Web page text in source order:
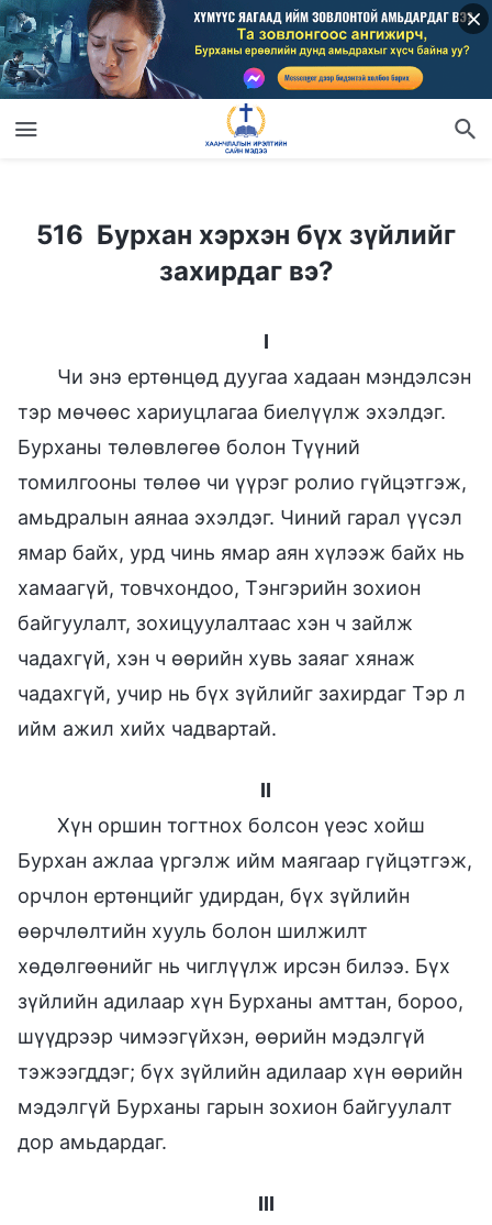
516 Бурхан хэрхэн бүх зүйлийг захирдаг вэ?
516 Бурхан хэрхэн бүх зүйлийг
захирдаг вэ?
I
Чи энэ ертөнцөд дуугаа хадаан мэндэлсэн
тэр мөчөөс хариуцлагаа биелүүлж эхэлдэг.
Бурханы төлөвлөгөө болон Түүний
томилгооны төлөө чи үүрэг ролио гүйцэтгэж,
амьдралын аянаа эхэлдэг. Чиний гарал үүсэл
ямар байх, урд чинь ямар аян хүлээж байх нь
хамаагүй, товчхондоо, Тэнгэрийн зохион
байгуулалт, зохицуулалтаас хэн ч зайлж
чадахгүй, хэн ч өөрийн хувь заяаг хянаж
чадахгүй, учир нь бүх зүйлийг захирдаг Тэр л
ийм ажил хийх чадвартай.
II
Хүн оршин тогтнох болсон үеэс хойш
Бурхан ажлаа үргэлж ийм маягаар гүйцэтгэж,
орчлон ертөнцийг удирдан, бүх зүйлийн
өөрчлөлтийн хууль болон шилжилт
хөдөлгөөнийг нь чиглүүлж ирсэн билээ. Бүх
зүйлийн адилаар хүн Бурханы амттан, бороо,
шүүдрээр чимээгүйхэн, өөрийн мэдэлгүй
тэжээгддэг; бүх зүйлийн адилаар хүн өөрийн
мэдэлгүй Бурханы гарын зохион байгуулалт
дор амьдардаг.
III